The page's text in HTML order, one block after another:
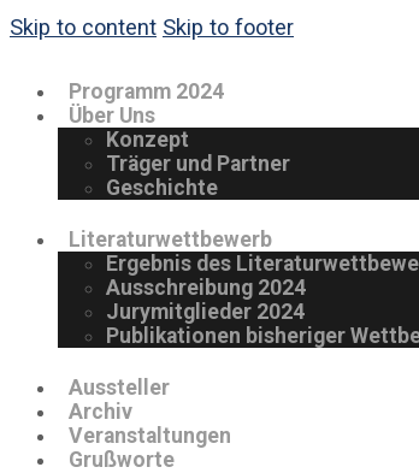
Skip to content Skip to footer
Programm 2024
Über Uns
Konzept
Träger und Partner
Geschichte
Literaturwettbewerb
Ergebnis des
Ausschreibung 2024
Jurymitglieder 2024
Publikationen bisheriger
Aussteller
Archiv
Veranstaltungen
Grußworte